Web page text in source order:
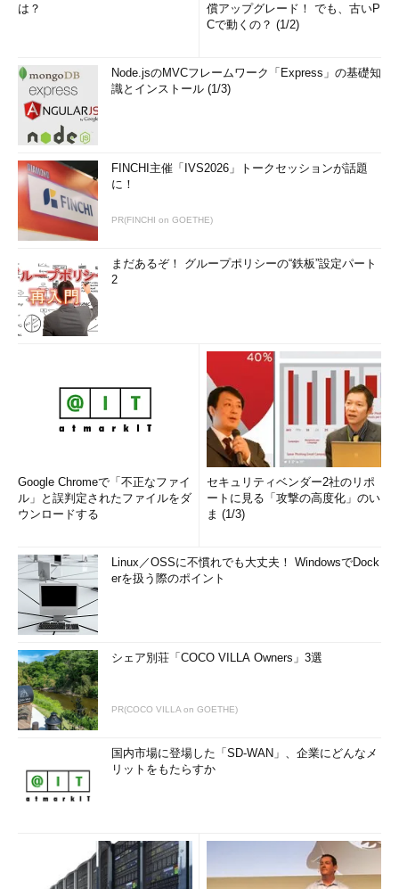
は？
償アップグレード！ でも、古いP
Cで動くの？ (1/2)
Node.jsのMVCフレームワーク「Express」の基礎知
識とインストール (1/3)
FINCHI主催「IVS2026」トークセッションが話題
に！
PR(FINCHI on GOETHE)
まだあるぞ！ グループポリシーの“鉄板”設定パート
2
Google Chromeで「不正なファイ
ル」と誤判定されたファイルをダ
ウンロードする
セキュリティベンダー2社のリポ
ートに見る「攻撃の高度化」のい
ま (1/3)
Linux／OSSに不慣れでも大丈夫！ WindowsでDock
erを扱う際のポイント
シェア別荘「COCO VILLA Owners」3選
PR(COCO VILLA on GOETHE)
国内市場に登場した「SD-WAN」、企業にどんなメ
リットをもたらすか